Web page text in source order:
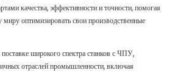
качества, эффективности и точности, помогая
оптимизировать свои производственные
широкого спектра станков с ЧПУ,
отраслей промышленности, включая